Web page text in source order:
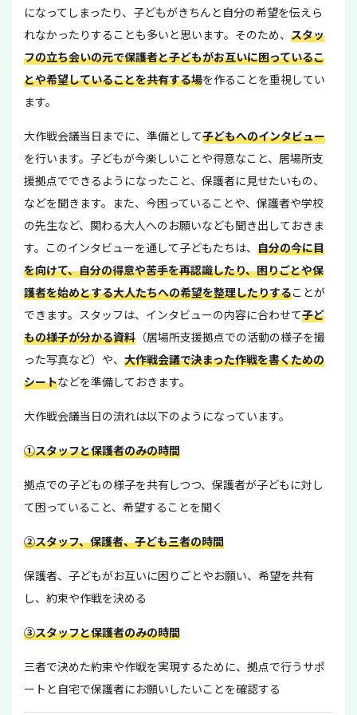
になってしまったり、子どもがきちんと自分の希望を伝えら
れなかったりすることも多いと思います。そのため、 スタッ
フの立ち会いの元で保護者と子どもがお互いに困っているこ
とや希望していることを共有する場を作ることを重視してい
ます。
大作戦会議当日までに、準備として子どもへのインタビュー
を行います。子どもが今楽しいことや得意なこと、居場所支
援拠点でできるようになったこと、保護者に見せたいもの、
などを聞きます。また、今困っていることや、保護者や学校
の先生など、関わる大人へのお願いなども聞き出しておきま
す。このインタビューを通して子どもたちは、 自分の今に目
を向けて、自分の得意や苦手を再認識したり、困りごとや保
護者を始めとする大人たちへの希望を整理したりすることが
できます。スタッフは、インタビューの内容に合わせて子ど
もの様子が分かる資料 （居場所支援拠点での活動の様子を撮
った写真など）や、 大作戦会議で決まった作戦を書くための
シートなどを準備しておきます。
大作戦会議当日の流れは以下のようになっています。
①スタッフと保護者のみの時間
拠点での子どもの様子を共有しつつ、保護者が子どもに対し
て困っていること、希望することを聞く
②スタッフ、保護者、子ども三者の時間
保護者、子どもがお互いに困りごとやお願い、希望を共有
し、約束や作戦を決める
③スタッフと保護者のみの時間
三者で決めた約束や作戦を実現するために、拠点で行うサポ
ートと自宅で保護者にお願いしたいことを確認する